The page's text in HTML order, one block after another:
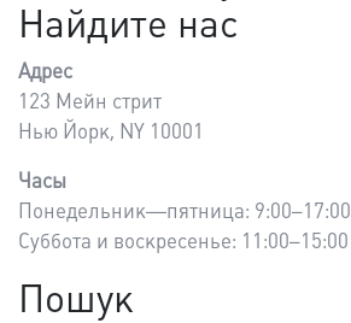
Найдите нас
Адрес
123 Мейн стрит
Нью Йорк, NY 10001
Часы
Понедельник—пятница: 9:00–17:00
Суббота и воскресенье: 11:00–15:00
Пошук